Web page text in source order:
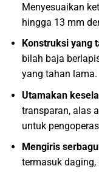
Menyesuaikan
hingga 13 mm
Konstruksi yang
bilah baja
yang tahan lama.
Utamakan
transparan, alas
untuk
Mengiris
termasuk daging,